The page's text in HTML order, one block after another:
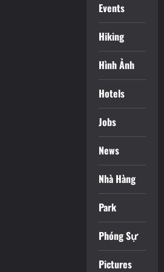
Events
Hiking
Hình Ảnh
Hotels
Jobs
News
Nhà Hàng
Park
Phóng Sự
Pictures